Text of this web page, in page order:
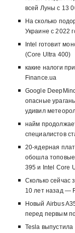
всей Луны с 13
На сколько
Украине с 2022
Intel готовит
(Core Ultra 400)
какие налоги
Finance.ua
Google
опасные
удивил
найм
специалистов
20-ядерная
обошла
395 и Intel Core
Сколько сейчас
10 лет назад —
Новый Airbus
перед первым
Tesla